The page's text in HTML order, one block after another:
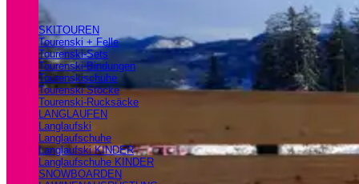
SKITOUREN
Tourenski + Felle
Tourenski-Sets
Tourenski-Bindungen
Tourenskischuhe
Tourenski Stöcke
Tourenski-Rucksäcke
LANGLAUFEN
Langlaufski
Langlaufschuhe
Langlaufski KINDER
Langlaufschuhe KINDER
SNOWBOARDEN